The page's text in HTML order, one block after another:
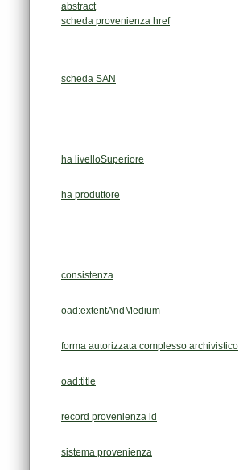
abstract
scheda provenienza href
scheda SAN
ha livelloSuperiore
ha produttore
consistenza
oad:extentAndMedium
forma autorizzata complesso archivistico
oad:title
record provenienza id
sistema provenienza